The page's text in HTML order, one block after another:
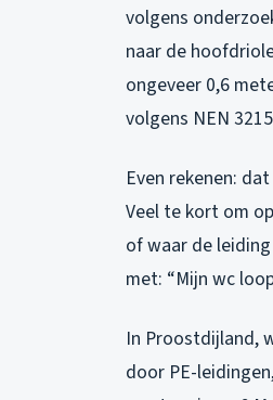
volgens
naar de
ongeveer 0,6
volgens NEN
Even rekenen:
Veel te kort om
of waar de
met: “Mijn wc
In Proostdijland,
door PE-